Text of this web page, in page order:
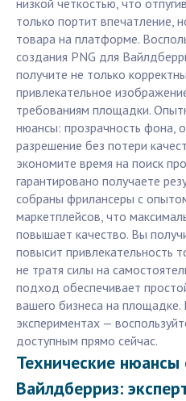
низкой четкостью, что
только портит впечатление,
товара на платформе.
создания PNG для
получите не только
привлекательное
требованиям площадки.
нюансы: прозрачность фона,
разрешение без потери
экономите время на поиск
гарантировано получаете
собраны фрилансеры с
маркетплейсов, что
повышает качество. Вы
повысит привлекательность
не тратя силы на
подход обеспечивает
вашего бизнеса на
экспериментах —
доступным прямо сейчас.
Технические нюансы
Вайлдберриз: